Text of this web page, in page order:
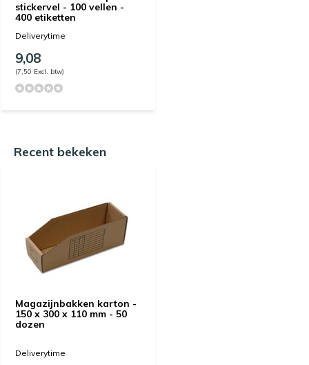
stickervel - 100 vellen -
400 etiketten
Deliverytime
9,08
(7,50 Excl. btw)
Recent bekeken
Magazijnbakken karton -
150 x 300 x 110 mm - 50
dozen
Deliverytime